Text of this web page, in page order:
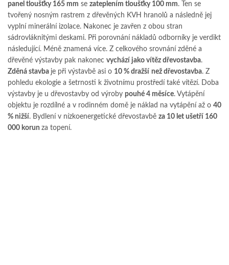
panel tloušťky 165 mm se zateplením tloušťky 100 mm. Ten se
tvořený nosným rastrem z dřevěných KVH hranolů a následně jej
vyplní minerální izolace. Nakonec je zavřen z obou stran
sádrovláknitými deskami. Při porovnání nákladů odborníky je verdikt
následující. Méně znamená více. Z celkového srovnání zděné a
dřevěné výstavby pak nakonec vychází jako vítěz dřevostavba.
Zděná stavba je při výstavbě asi o 10 % dražší než dřevostavba. Z
pohledu ekologie a šetrnosti k životnímu prostředí také vítězí. Doba
výstavby je u dřevostavby od výroby pouhé 4 měsíce. Vytápění
objektu je rozdílné a v rodinném domě je náklad na vytápění až o 40
% nižší. Bydlení v nízkoenergetické dřevostavbě za 10 let ušetří 160
000 korun za topení.